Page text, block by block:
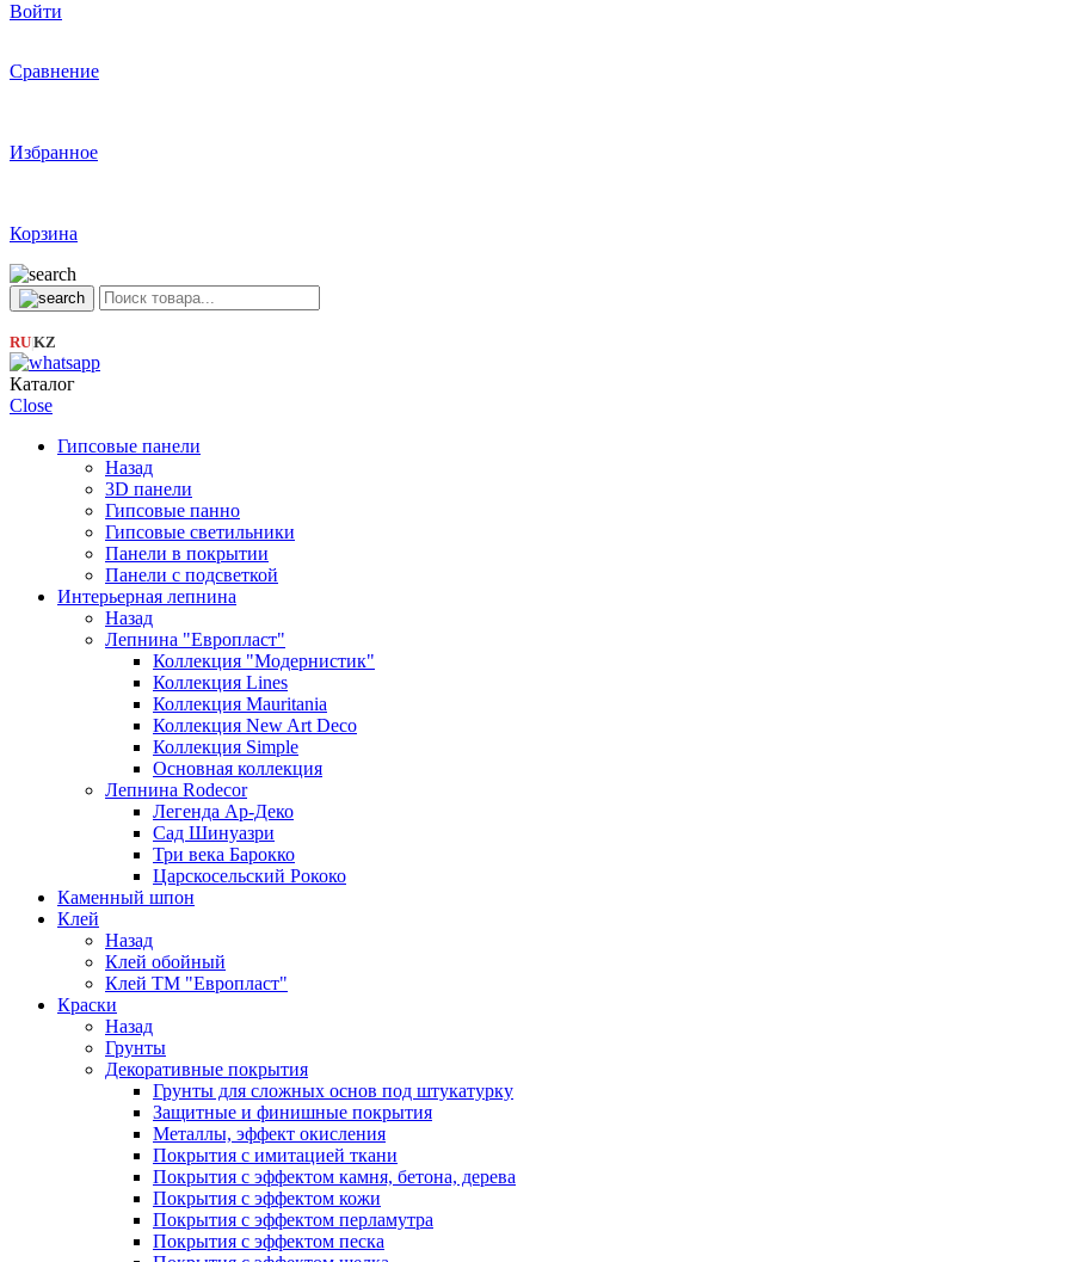
Войти
Сравнение
Избранное
Корзина
RU|KZ
Каталог
Close
Гипсовые панели
Назад
3D панели
Гипсовые панно
Гипсовые светильники
Панели в покрытии
Панели с подсветкой
Интерьерная лепнина
Назад
Лепнина "Европласт"
Коллекция "Модернистик"
Коллекция Lines
Коллекция Mauritania
Коллекция New Art Deco
Коллекция Simple
Основная коллекция
Лепнина Rodecor
Легенда Ар-Деко
Сад Шинуазри
Три века Барокко
Царскосельский Рококо
Каменный шпон
Клей
Назад
Клей обойный
Клей ТМ "Европласт"
Краски
Назад
Грунты
Декоративные покрытия
Грунты для сложных основ под штукатурку
Защитные и финишные покрытия
Металлы, эффект окисления
Покрытия с имитацией ткани
Покрытия с эффектом камня, бетона, дерева
Покрытия с эффектом кожи
Покрытия с эффектом перламутра
Покрытия с эффектом песка